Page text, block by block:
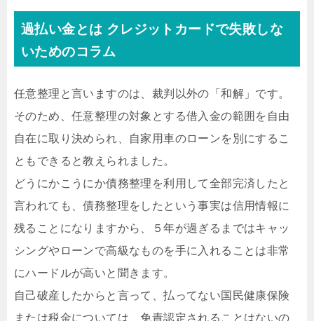
過払い金とは クレジットカードで失敗しな
いためのコラム
任意整理と言いますのは、裁判以外の「和解」です。
そのため、任意整理の対象とする借入金の範囲を自由
自在に取り決められ、自家用車のローンを別にするこ
ともできると教えられました。
どうにかこうにか債務整理を利用して全部完済したと
言われても、債務整理をしたという事実は信用情報に
残ることになりますから、５年が過ぎるまではキャッ
シングやローンで高級なものを手に入れることは非常
にハードルが高いと聞きます。
自己破産したからと言って、払ってない国民健康保険
または税金については、免責認定されることはないの